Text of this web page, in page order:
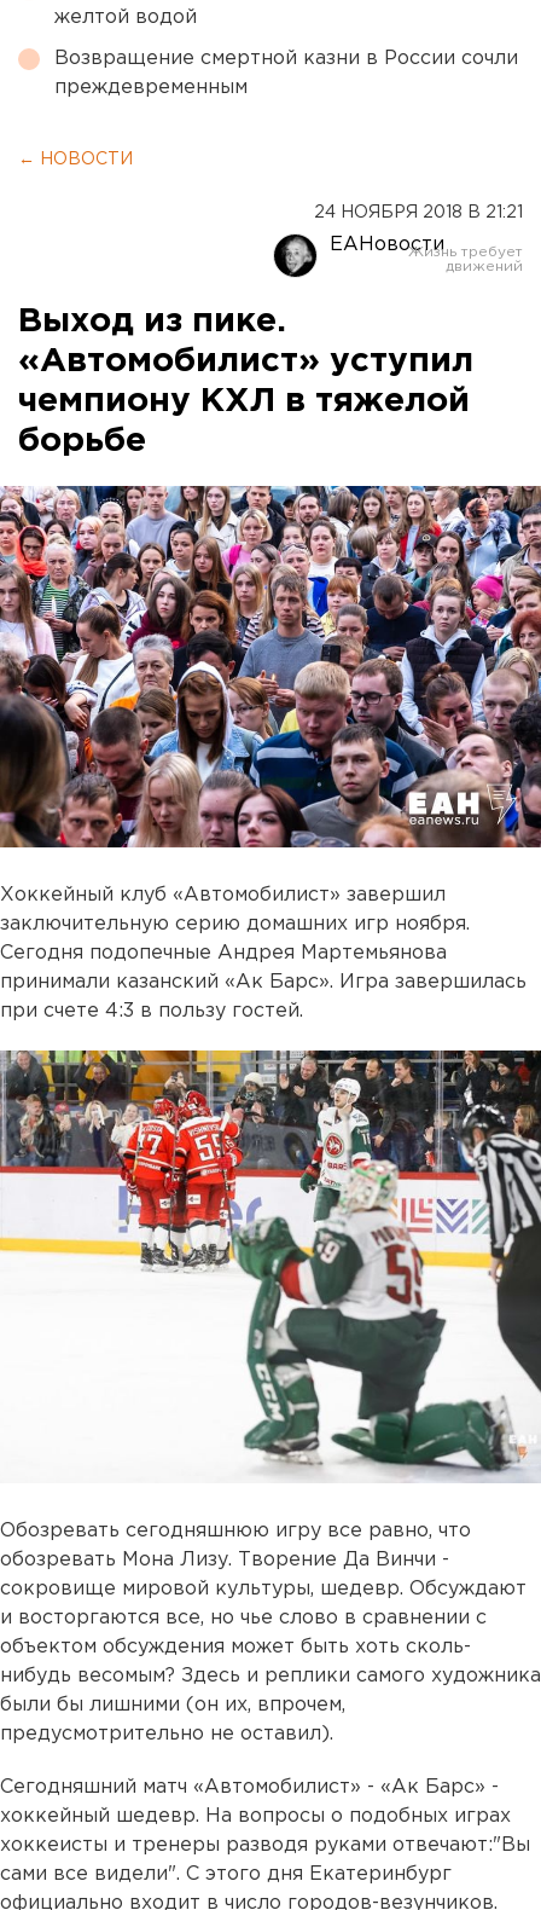
желтой водой
Возвращение смертной казни в России сочли
преждевременным
← НОВОСТИ
24 НОЯБРЯ 2018 В 21:21
ЕАНовости
Выход из пике.
«Автомобилист» уступил
чемпиону КХЛ в тяжелой
борьбе
Хоккейный клуб «Автомобилист» завершил
заключительную серию домашних игр ноября.
Сегодня подопечные Андрея Мартемьянова
принимали казанский «Ак Барс». Игра завершилась
при счете 4:3 в пользу гостей.
Обозревать сегодняшнюю игру все равно, что
обозревать Мона Лизу. Творение Да Винчи -
сокровище мировой культуры, шедевр. Обсуждают
и восторгаются все, но чье слово в сравнении с
объектом обсуждения может быть хоть сколь-
нибудь весомым? Здесь и реплики самого художника
были бы лишними (он их, впрочем,
предусмотрительно не оставил).
Сегодняшний матч «Автомобилист» - «Ак Барс» -
хоккейный шедевр. На вопросы о подобных играх
хоккеисты и тренеры разводя руками отвечают:"Вы
сами все видели". С этого дня Екатеринбург
официально входит в число городов-везунчиков.